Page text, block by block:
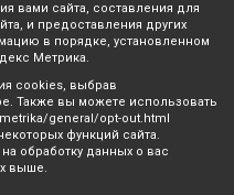
вами сайта, составления для
и предоставления других
в порядке, установленном
Метрика.
cookies, выбрав
Также вы можете использовать
general/opt-out.html
функций сайта.
обработку данных о вас
выше.